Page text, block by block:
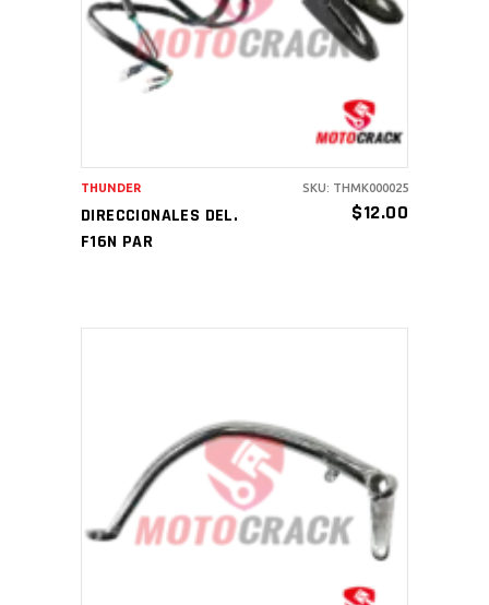
AÑADIR AL CARRITO
DIRECCIONALES DEL.
F16N PAR
$12.00
THUNDER SKU: THMK000025
AÑADIR AL CARRITO